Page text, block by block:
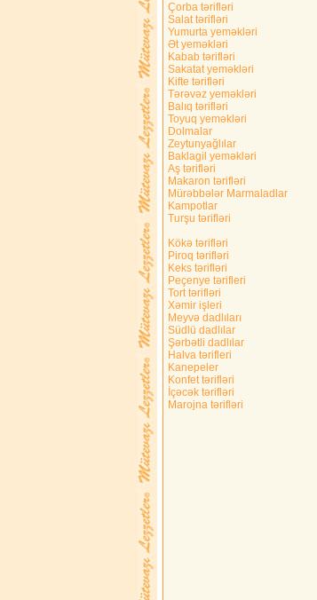
Çorba tərifləri
Salat tərifləri
Yumurta yeməkləri
Ət yeməkləri
Kabab tərifləri
Sakatat yeməkləri
Kifte tərifləri
Tərəvəz yeməkləri
Balıq tərifləri
Toyuq yeməkləri
Dolmalar
Zeytunyağlılar
Baklagil yeməkləri
Aş tərifləri
Makaron tərifləri
Mürəbbələr Marmaladlar
Kampotlar
Turşu tərifləri
Kökə tərifləri
Piroq tərifləri
Keks tərifləri
Peçenye tərifleri
Tort tərifləri
Xəmir işleri
Meyvə dadlıları
Südlü dadlılar
Şərbətli dadlılar
Halva tərifleri
Kanepeler
Konfet tərifləri
İçəcək tərifləri
Marojna tərifləri